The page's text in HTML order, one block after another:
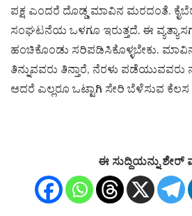
ಪಕ್ಷ ಎಂದರೆ ದೊಡ್ಡ ಮಾವಿನ ಮರದಂತೆ.
ಸಂಘಟನೆಯ ಒಳಗೂ ಇರುತ್ತದೆ. ಈ
ಹಂಚಿಕೊಂಡು ಸರಿಪಡಿಸಿಕೊಳ್ಳಬೇಕು.
ತಿನ್ನುವವರು ತಿನ್ತಾರೆ, ನೆರಳು ಪಡೆಯುವವರು
ಆದರೆ ಎಲ್ಲರೂ ಒಟ್ಟಾಗಿ ಸೇರಿ ಬೆಳೆಸುವ
ಈ ಸುದ್ದಿಯನ್ನು